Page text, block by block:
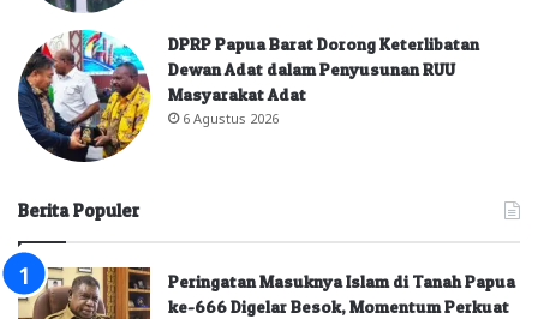
DPRP Papua Barat Dorong Keterlibatan
Dewan Adat dalam Penyusunan RUU
Masyarakat Adat
6 Agustus 2026
Berita Populer
Peringatan Masuknya Islam di Tanah Papua
ke-666 Digelar Besok, Momentum Perkuat